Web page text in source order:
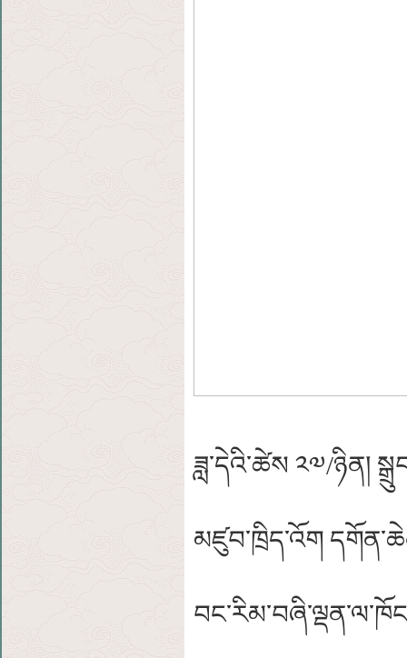
ཟླ་དེའི་ཚེས ༢༧/ཉིན།
མཛུབ་ཁྲིད་འོག